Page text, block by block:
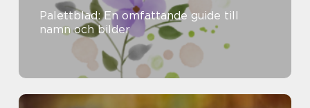
Palettblad: En omfattande guide till
namn och bilder